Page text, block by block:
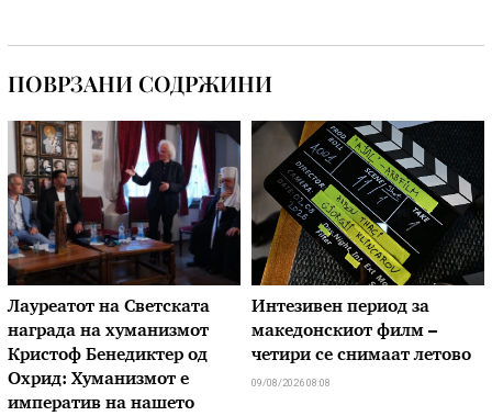
ПОВРЗАНИ СОДРЖИНИ
Лауреатот на Светската
награда на хуманизмот
Кристоф Бенедиктер од
Охрид: Хуманизмот е
императив на нашето
Интезивен период за
македонскиот филм –
четири се снимаат летово
09/08/2026 08:08